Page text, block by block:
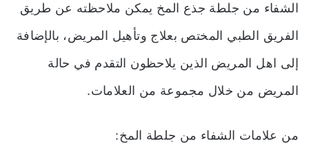
الشفاء من جلطة جذع المخ يمكن ملاحظته عن طريق
الفريق الطبي المختص بعلاج وتأهيل المريض، بالإضافة
إلى اهل المريض الذين يلاحظون التقدم في حالة
المريض من خلال مجموعة من العلامات.
من علامات الشفاء من جلطة المخ: